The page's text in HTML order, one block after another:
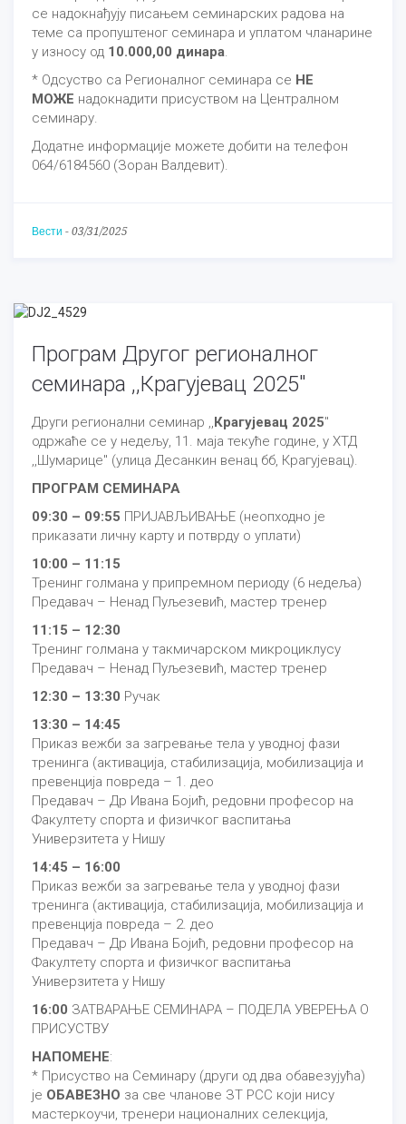
се надокнађују писањем семинарских радова на
теме са пропуштеног семинара и уплатом чланарине
у износу од 10.000,00 динара.
* Одсуство са Регионалног семинара се НЕ
МОЖЕ надокнадити присуством на Централном
семинару.
Додатне информације можете добити на телефон
064/6184560 (Зоран Валдевит).
Вести - 03/31/2025
Програм Другог регионалног
семинара ,,Крагујевац 2025"
Други регионални семинар ,,Крагујевац 2025"
одржаће се у недељу, 11. маја текуће године, у ХТД
,,Шумарице" (улица Десанкин венац бб, Крагујевац).
ПРОГРАМ СЕМИНАРА
09:30 – 09:55 ПРИЈАВЉИВАЊЕ (неопходно је
приказати личну карту и потврду о уплати)
10:00 – 11:15
Тренинг голмана у припремном периоду (6 недеља)
Предавач – Ненад Пуљезевић, мастер тренер
11:15 – 12:30
Тренинг голмана у такмичарском микроциклусу
Предавач – Ненад Пуљезевић, мастер тренер
12:30 – 13:30 Ручак
13:30 – 14:45
Приказ вежби за загревање тела у уводној фази
тренинга (активација, стабилизација, мобилизација и
превенција повреда – 1. део
Предавач – Др Ивана Бојић, редовни професор на
Факултету спорта и физичког васпитања
Универзитета у Нишу
14:45 – 16:00
Приказ вежби за загревање тела у уводној фази
тренинга (активација, стабилизација, мобилизација и
превенција повреда – 2. део
Предавач – Др Ивана Бојић, редовни професор на
Факултету спорта и физичког васпитања
Универзитета у Нишу
16:00 ЗАТВАРАЊЕ СЕМИНАРА – ПОДЕЛА УВЕРЕЊА О
ПРИСУСТВУ
НАПОМЕНЕ:
* Присуство на Семинару (други од два обавезујућа)
је ОБАВЕЗНО за све чланове ЗТ РСС који нису
мастеркоучи, тренери националних селекција,